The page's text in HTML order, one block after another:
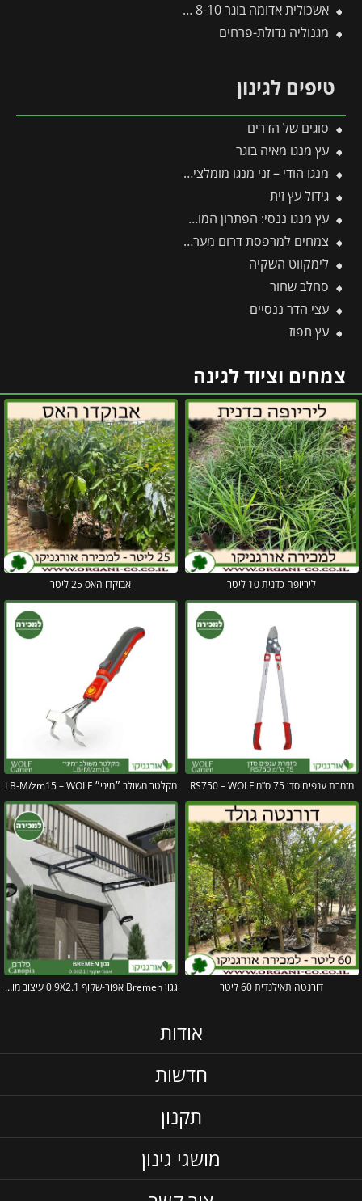
אשכולית אדומה בוגר 8-10 צול
מגנוליה גדולת-פרחים
טיפים לגינון
סוגים של הדרים
עץ מנגו מאיה בוגר
מנגו הודי – זני מנגו מומלצים בעלי פרופיל טעם עשיר וארומטי
גידול עץ זית
עץ מנגו ננסי: הפתרון המושלם לגינות קטנות, מרפסות וגידול בעציצים
צמחים למרפסת דרום מערבית
לימקווט השקיה
סחלב שחור
עצי הדר ננסיים
עץ תפוז
צמחים וציוד לגינה
ליריופה כדנית 10 ליטר אבוקדו האס 25 ליטר
מזמרת ענפים סדן 75 ס”מ RS750 – WOLF מקלטר משולב ״מיני״ LB-M/zm15 – WOLF
דורנטה תאילנדית 60 ליטר גגון Bremen אפור-שקוף 0.9X2.1 עיצוב מודרני מבית פלרם – Canopia
אודות
חדשות
תקנון
מושגי גינון